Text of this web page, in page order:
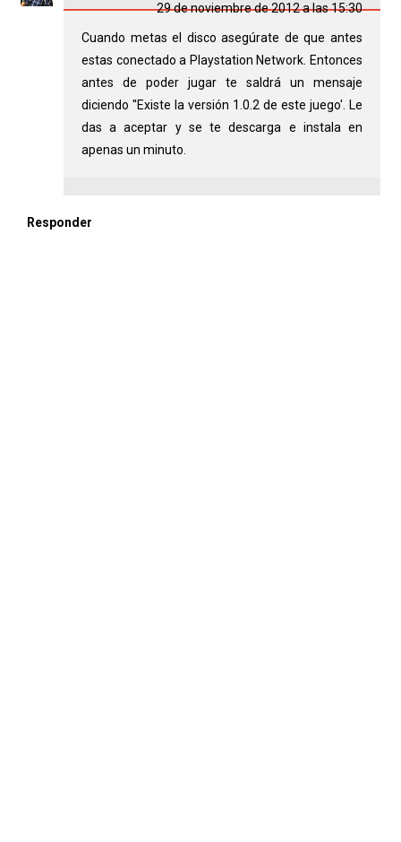
29 de noviembre de 2012 a las 15:30
Cuando metas el disco asegúrate de que antes
estas conectado a Playstation Network. Entonces
antes de poder jugar te saldrá un mensaje
diciendo ''Existe la versión 1.0.2 de este juego'. Le
das a aceptar y se te descarga e instala en
apenas un minuto.
Responder